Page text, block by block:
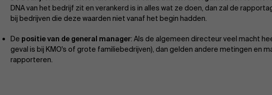
DNA van het bedrijf zit en verankerd is in alles wat ze doen, dan zal de
bij bedrijven die deze waarden niet vanaf het begin hadden.
De positie van de general manager: Als de algemeen directeur veel macht
geval is bij KMO's of grote familiebedrijven), dan gelden andere metingen en
rapporteren.